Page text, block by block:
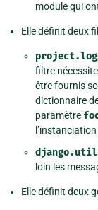
module qui
Elle définit deux
filtre
être fournis
dictionnaire
paramètre
loin les
Elle définit deux